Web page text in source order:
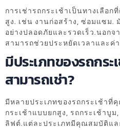
การเช่ารถกระเช้าเป็นทางเลือ
สูง. เช่น งานก่อสร้าง, ซ่อมแซม.
อย่างปลอดภัยและรวดเร็ว.นอกจ
สามารถช่วยประหยัดเวลาและค่
มีประเภทของรถกระ
สามารถเช่า?
มีหลายประเภทของรถกระเช้าที่
กระเช้าแบบยกสูง, รถกระเช้าบู
ลิฟต์.แต่ละประเภทมีคุณสมบัติแ